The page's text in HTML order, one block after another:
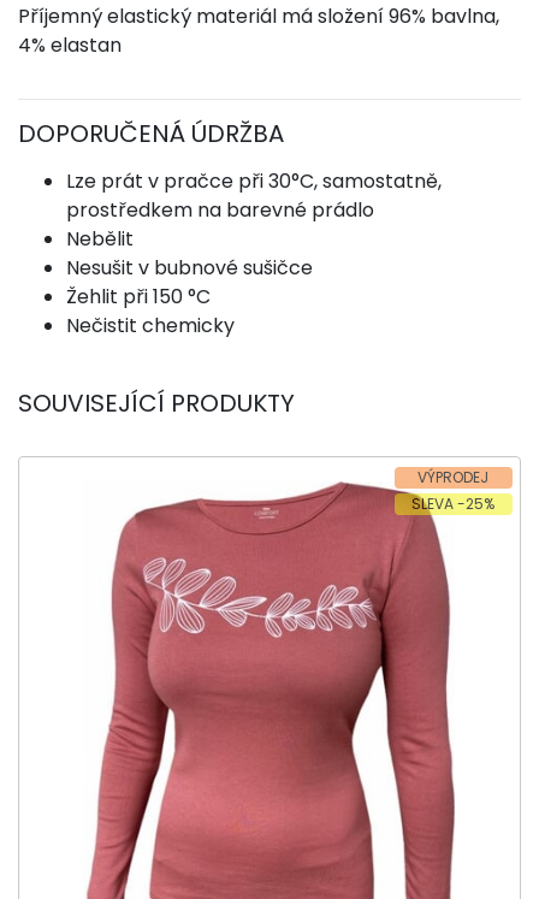
Příjemný elastický materiál má složení 96% bavlna,
4% elastan
DOPORUČENÁ ÚDRŽBA
Lze prát v pračce při 30°C, samostatně,
prostředkem na barevné prádlo
Nebělit
Nesušit v bubnové sušičce
Žehlit při 150 °C
Nečistit chemicky
SOUVISEJÍCÍ PRODUKTY
VÝPRODEJ
SLEVA -25%